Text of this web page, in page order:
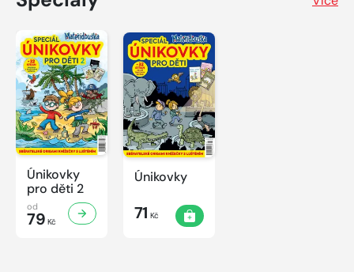
Únikovky
pro děti 2
od
79 Kč
Únikovky
71 Kč